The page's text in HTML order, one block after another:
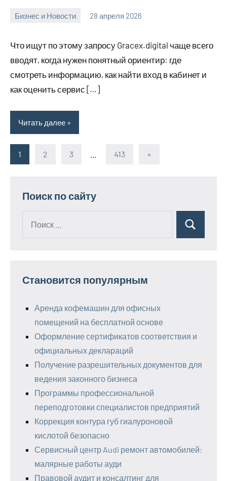
Бизнес и Новости 28 апреля 2026
Что ищут по этому запросу Gracex.digital чаще всего
вводят, когда нужен понятный ориентир: где
смотреть информацию, как найти вход в кабинет и
как оценить сервис […]
Читать далее
Пагинация
1 2 3 413
Следующие
»
Поиск по сайту
Поиск
Становится популярным
Аренда кофемашин для офисных
помещений на бесплатной основе
Оформление сертификатов соответствия и
официальных деклараций
Получение разрешительных документов для
ведения законного бизнеса
Программы профессиональной
переподготовки специалистов предприятий
Коррекция контура губ гиалуроновой
кислотой безопасно
Сервисный центр Audi ремонт автомобилей:
малярные работы ауди
Правовой аудит и консалтинг для